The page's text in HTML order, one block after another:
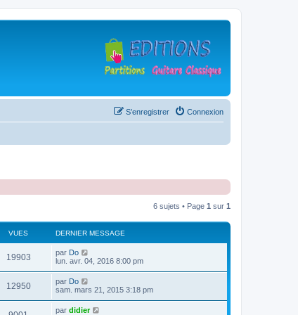
Connexion
S’enregistrer
6 sujets • Page 1 sur 1
VUES DERNIER MESSAGE
19903V
u
D
e
i
e
r
m
par Do
lun. avr. 04, 2016 8:00 pm
12950V
u
D
e
par Do
sam. mars 21, 2015 3:18 pm
D
par didier